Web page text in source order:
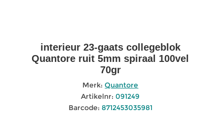
interieur 23-gaats collegeblok
Quantore ruit 5mm spiraal 100vel
70gr
Merk: Quantore
Artikelnr: 091249
Barcode: 8712453035981